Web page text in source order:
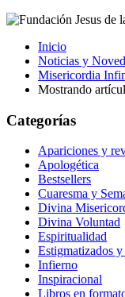
Inicio
Noticias y
Misericordia
Mostrando
Categorías
Apariciones y
Apologética
Bestsellers
Cuaresma y
Divina
Divina Voluntad
Espiritualidad
Estigmatizados
Infierno
Inspiracional
Libros en